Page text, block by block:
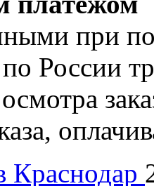
при
по России
Краснодар